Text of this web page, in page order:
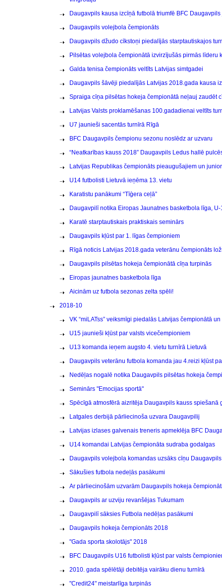
Daugavpils kausa izcīņā futbolā triumfē BFC
Daugavpils volejbola čempionāts
Daugavpils džudo cīkstoņi piedalījās starptautiskajos
Pilsētas volejbola čempionātā izvirzījušās pirmās līderu
Galda tenisa čempionāts veltīts Latvijas simtgadei
Daugavpils šāvēji piedalījās Latvijas 2018.gada kausa
Spraiga cīņa pilsētas hokeja čempionātā neļauj zaudēt
Latvijas Valsts proklamēšanas 100.gadadienai veltīts
U7 jaunieši sacentās turnīrā Rīgā
BFC Daugavpils čempionu sezonu noslēdz ar uzvaru
“Neatkarības kauss 2018” Daugavpils Ledus hallē
Latvijas Republikas čempionāts pieaugušajiem un
U14 futbolisti Lietuvā ieņēma 13. vietu
Karatistu panākumi “Tīģera ceļā”
Daugavpilī notika Eiropas Jaunatnes basketbola līga,
Karatē starptautiskais praktiskais seminārs
Daugavpils kļūst par 1. līgas čempioniem
Rīgā noticis Latvijas 2018.gada veterānu čempionāts
Daugavpils pilsētas hokeja čempionātā cīņa turpinās
Eiropas jaunatnes basketbola līga
Aicinām uz futbola sezonas zelta spēli!
2018-10
VK “miLATss” veiksmīgi piedalās Latvijas čempionātā
U15 jaunieši kļūst par valsts vicečempioniem
U13 komanda ieņem augsto 4. vietu turnīrā Lietuvā
Daugavpils veterānu futbola komanda jau 4.reizi kļūst
Nedēļas nogalē notika Daugavpils pilsētas hokeja
Seminārs "Emocijas sportā"
Spēcīgā atmosfērā aizritēja Daugavpils kauss spiešanā
Latgales derbijā pārliecinoša uzvara Daugavpilij
Latvijas izlases galvenais treneris apmeklēja BFC
U14 komandai Latvijas čempionāta sudraba godalgas
Daugavpils volejbola komandas uzsāks cīņu
Sākušies futbola nedeļās pasākumi
Ar pārliecinošām uzvarām Daugavpils hokeja
Daugavpils ar uzviju revanšējas Tukumam
Daugavpilī sāksies Futbola nedēļas pasākumi
Daugavpils hokeja čempionāts 2018
"Gada sporta skolotājs" 2018
BFC Daugavpils U16 futbolisti kļūst par valsts
2010. gada spēlētāji debitēja vairāku dienu turnīrā
"Credit24" meistarlīga turpinās